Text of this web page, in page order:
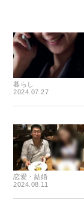
暮らし
2024.07.27
恋愛・結婚
2024.08.11